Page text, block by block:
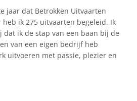
jaar dat Betrokken Uitvaarten
ik 275 uitvaarten begeleid. Ik
dat ik de stap van een baan bij de
van een eigen bedrijf heb
uitvoeren met passie, plezier en